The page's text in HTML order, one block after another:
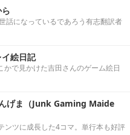
話になっているであろう有志翻訳者
絵日記
かで見かけた吉田さんのゲーム絵日
んげま（Junk Gaming Maide
ツに成長した4コマ。単行本も好評